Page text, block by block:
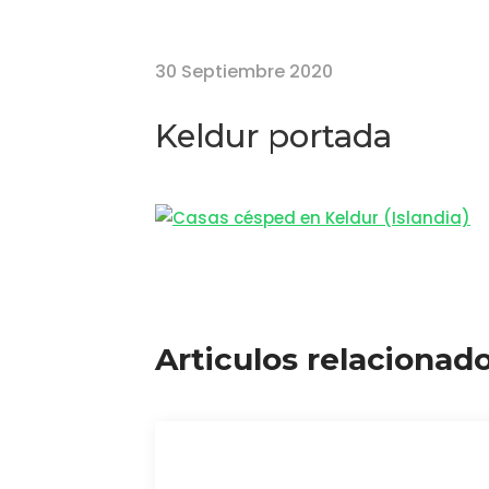
Home Keldur portada
30 Septiembre 2020
Keldur portada
Articulos